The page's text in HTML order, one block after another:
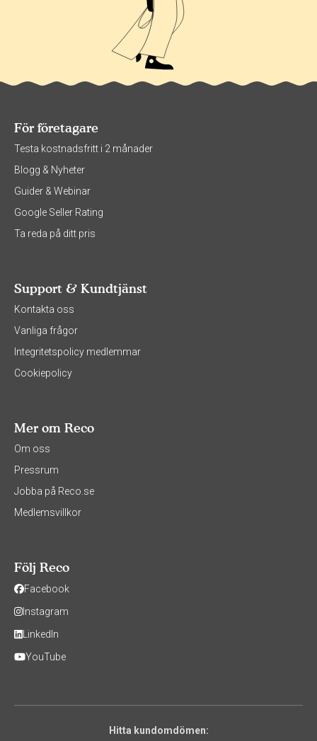
För företagare
Testa kostnadsfritt i 2 månader
Blogg & Nyheter
Guider & Webinar
Google Seller Rating
Ta reda på ditt pris
Support & Kundtjänst
Kontakta oss
Vanliga frågor
Integritetspolicy medlemmar
Cookiepolicy
Mer om Reco
Om oss
Pressrum
Jobba på Reco.se
Medlemsvillkor
Följ Reco
Facebook
Instagram
LinkedIn
YouTube
Hitta kundomdömen: